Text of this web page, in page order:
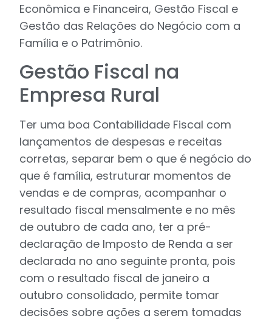
Econômica e Financeira, Gestão Fiscal e
Gestão das Relações do Negócio com a
Família e o Patrimônio.
Gestão Fiscal na
Empresa Rural
Ter uma boa Contabilidade Fiscal com
lançamentos de despesas e receitas
corretas, separar bem o que é negócio do
que é família, estruturar momentos de
vendas e de compras, acompanhar o
resultado fiscal mensalmente e no mês
de outubro de cada ano, ter a pré-
declaração de Imposto de Renda a ser
declarada no ano seguinte pronta, pois
com o resultado fiscal de janeiro a
outubro consolidado, permite tomar
decisões sobre ações a serem tomadas